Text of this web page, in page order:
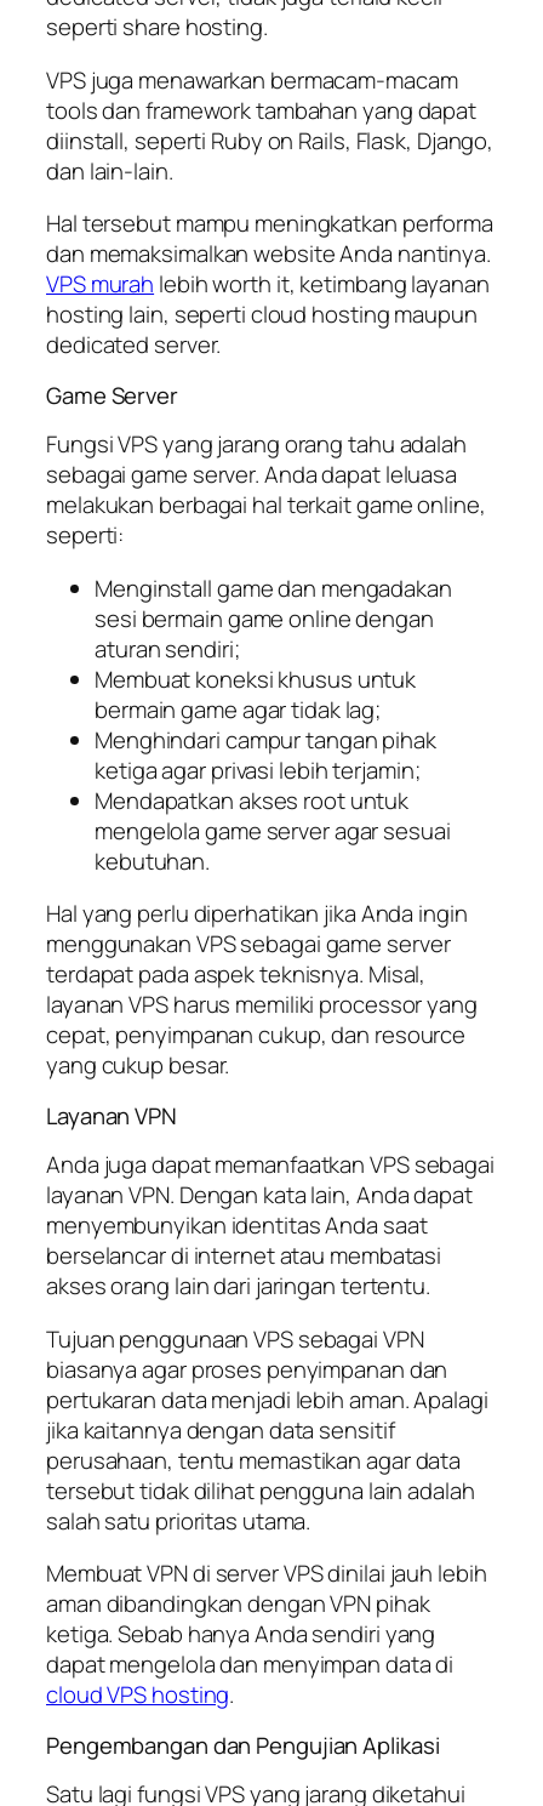
seperti share hosting.
VPS juga menawarkan bermacam-macam
tools dan framework tambahan yang dapat
diinstall, seperti Ruby on Rails, Flask, Django,
dan lain-lain.
Hal tersebut mampu meningkatkan performa
dan memaksimalkan website Anda nantinya.
VPS murah lebih worth it, ketimbang layanan
hosting lain, seperti cloud hosting maupun
dedicated server.
Game Server
Fungsi VPS yang jarang orang tahu adalah
sebagai game server. Anda dapat leluasa
melakukan berbagai hal terkait game online,
seperti:
Menginstall game dan mengadakan
sesi bermain game online dengan
aturan sendiri;
Membuat koneksi khusus untuk
bermain game agar tidak lag;
Menghindari campur tangan pihak
ketiga agar privasi lebih terjamin;
Mendapatkan akses root untuk
mengelola game server agar sesuai
kebutuhan.
Hal yang perlu diperhatikan jika Anda ingin
menggunakan VPS sebagai game server
terdapat pada aspek teknisnya. Misal,
layanan VPS harus memiliki processor yang
cepat, penyimpanan cukup, dan resource
yang cukup besar.
Layanan VPN
Anda juga dapat memanfaatkan VPS sebagai
layanan VPN. Dengan kata lain, Anda dapat
menyembunyikan identitas Anda saat
berselancar di internet atau membatasi
akses orang lain dari jaringan tertentu.
Tujuan penggunaan VPS sebagai VPN
biasanya agar proses penyimpanan dan
pertukaran data menjadi lebih aman. Apalagi
jika kaitannya dengan data sensitif
perusahaan, tentu memastikan agar data
tersebut tidak dilihat pengguna lain adalah
salah satu prioritas utama.
Membuat VPN di server VPS dinilai jauh lebih
aman dibandingkan dengan VPN pihak
ketiga. Sebab hanya Anda sendiri yang
dapat mengelola dan menyimpan data di
cloud VPS hosting.
Pengembangan dan Pengujian Aplikasi
Satu lagi fungsi VPS yang jarang diketahui